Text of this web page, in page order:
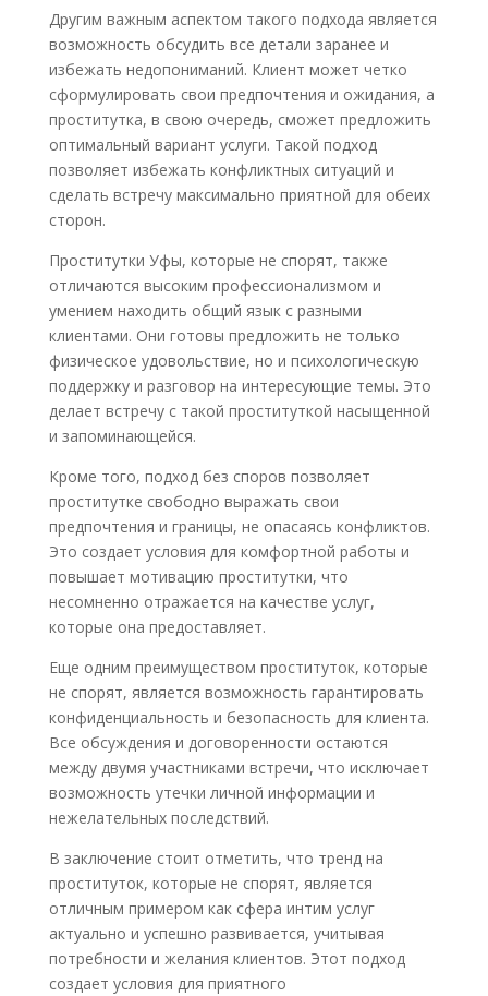
Другим важным аспектом такого подхода является
возможность обсудить все детали заранее и
избежать недопониманий. Клиент может четко
сформулировать свои предпочтения и ожидания, а
проститутка, в свою очередь, сможет предложить
оптимальный вариант услуги. Такой подход
позволяет избежать конфликтных ситуаций и
сделать встречу максимально приятной для обеих
сторон.
Проститутки Уфы, которые не спорят, также
отличаются высоким профессионализмом и
умением находить общий язык с разными
клиентами. Они готовы предложить не только
физическое удовольствие, но и психологическую
поддержку и разговор на интересующие темы. Это
делает встречу с такой проституткой насыщенной
и запоминающейся.
Кроме того, подход без споров позволяет
проститутке свободно выражать свои
предпочтения и границы, не опасаясь конфликтов.
Это создает условия для комфортной работы и
повышает мотивацию проститутки, что
несомненно отражается на качестве услуг,
которые она предоставляет.
Еще одним преимуществом проституток, которые
не спорят, является возможность гарантировать
конфиденциальность и безопасность для клиента.
Все обсуждения и договоренности остаются
между двумя участниками встречи, что исключает
возможность утечки личной информации и
нежелательных последствий.
В заключение стоит отметить, что тренд на
проституток, которые не спорят, является
отличным примером как сфера интим услуг
актуально и успешно развивается, учитывая
потребности и желания клиентов. Этот подход
создает условия для приятного